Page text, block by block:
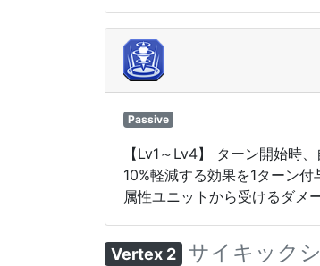
Passive
【Lv1～Lv4】 ターン開始時
10%軽減する効果を1ターン
属性ユニットから受けるダメ
Vertex 2 サイキック